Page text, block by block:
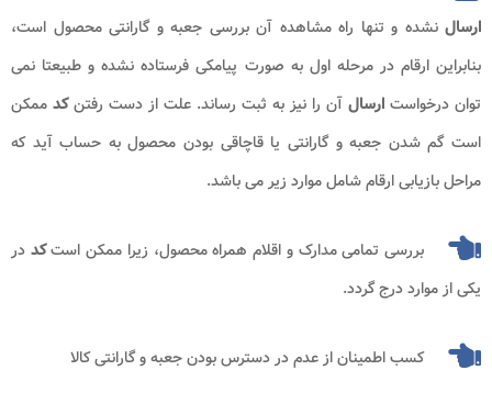
ارسالنشده و تنها راه مشاهده آن بررسی جعبه و گارانتی محصول است،
بنابراین ارقام در مرحله اول به صورت پیامکی فرستاده نشده و طبیعتا نمی
توان درخواست ارسال آن را نیز به ثبت رساند. علت از دست رفتنکد ممکن
است گم شدن جعبه و گارانتی یا قاچاقی بودن محصول به حساب آید که
مراحل بازیابی ارقام شامل موارد زیر می باشد.
بررسی تمامی مدارک و اقلام همراه محصول، زیرا ممکن استکد در
یکی از موارد درج گردد.
کسب اطمینان از عدم در دسترس بودن جعبه و گارانتی کالا